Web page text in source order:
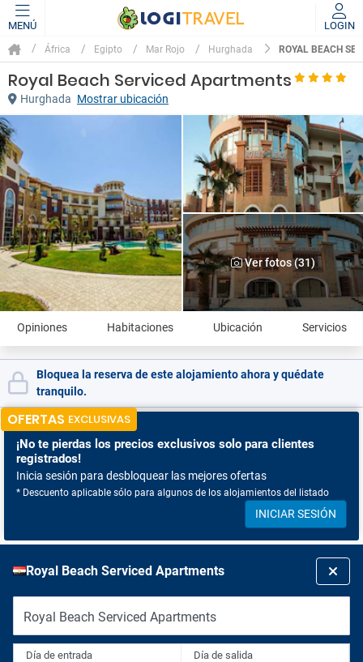
MENÚ LOGIN
África Egipto Mar Rojo Hurghada ROYAL BEACH
Royal Beach Serviced Apartments
Hurghada Mostrar ubicación
Ver fotos (31)
Opiniones Habitaciones Ubicación Servicios
Bloquea la reserva de este alojamiento ahora y quédate
tranquilo.
OFERTAS EXCLUSIVAS
¡No te pierdas los precios exclusivos solo para clientes
registrados!
Inicia sesión para desbloquear las mejores ofertas
* Descuento aplicable sólo para algunos de los alojamientos del listado
INICIAR SESIÓN
Royal Beach Serviced Apartments
Royal Beach Serviced Apartments
Día de entrada Día de salida